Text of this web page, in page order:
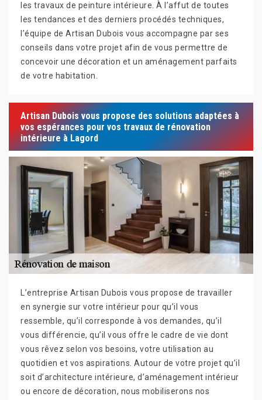
les travaux de peinture intérieure. À l’affut de toutes
les tendances et des derniers procédés techniques,
l’équipe de Artisan Dubois vous accompagne par ses
conseils dans votre projet afin de vous permettre de
concevoir une décoration et un aménagement parfaits
de votre habitation.
Artisan Dubois vous propose des solutions adaptées à
vos espérances pour vos travaux de rénovation
intérieure à Lagord
L’entreprise Artisan Dubois vous propose de travailler
en synergie sur votre intérieur pour qu’il vous
ressemble, qu’il corresponde à vos demandes, qu’il
vous différencie, qu’il vous offre le cadre de vie dont
vous rêvez selon vos besoins, votre utilisation au
quotidien et vos aspirations. Autour de votre projet qu’il
soit d’architecture intérieure, d’aménagement intérieur
ou encore de décoration, nous mobiliserons nos